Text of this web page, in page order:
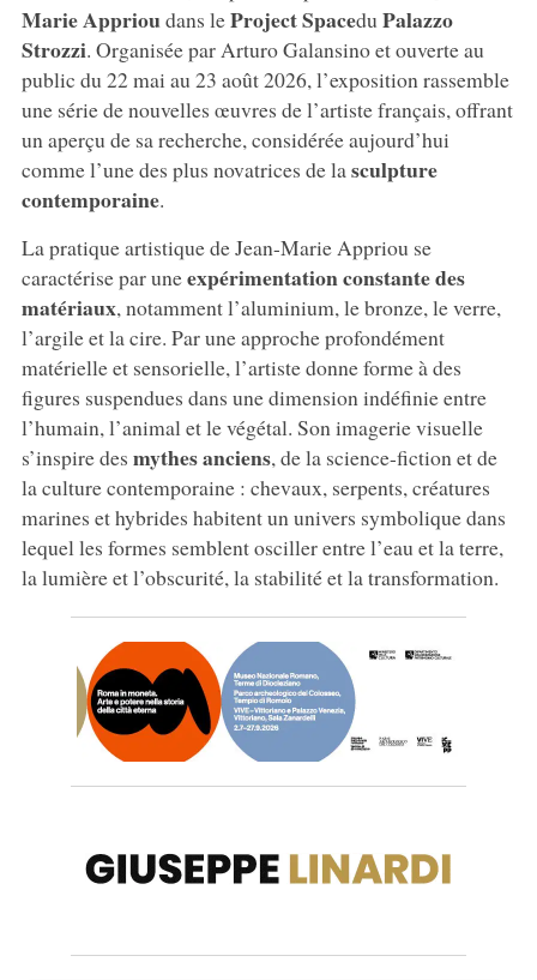
Marie Apprioudans leProject Spacedu Palazzo
Strozzi. Organisée par Arturo Galansino et ouverte au
public du 22 mai au 23 août 2026, l’exposition rassemble
une série de nouvelles œuvres de l’artiste français, offrant
un aperçu de sa recherche, considérée aujourd’hui
comme l’une des plus novatrices de la sculpture
contemporaine.
La pratique artistique de Jean-Marie Appriou se
caractérise par uneexpérimentation constante des
matériaux, notamment l’aluminium, le bronze, le verre,
l’argile et la cire. Par une approche profondément
matérielle et sensorielle, l’artiste donne forme à des
figures suspendues dans une dimension indéfinie entre
l’humain, l’animal et le végétal. Son imagerie visuelle
s’inspire des mythes anciens, de la science-fiction et de
la culture contemporaine : chevaux, serpents, créatures
marines et hybrides habitent un univers symbolique dans
lequel les formes semblent osciller entre l’eau et la terre,
la lumière et l’obscurité, la stabilité et la transformation.